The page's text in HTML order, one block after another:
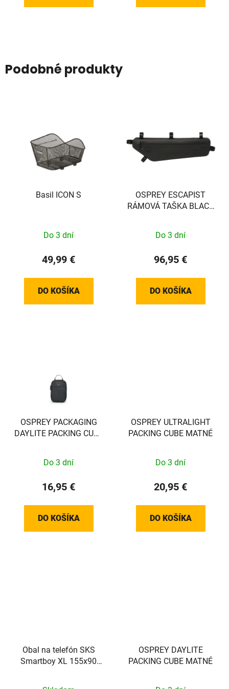
Podobné produkty
Basil ICON S
Do 3 dní
49,99 €
DO KOŠÍKA
OSPREY ESCAPIST
RÁMOVÁ TAŠKA BLACK
Do 3 dní
96,95 €
DO KOŠÍKA
OSPREY PACKAGING
DAYLITE PACKING CUBE
Do 3 dní
16,95 €
DO KOŠÍKA
OSPREY ULTRALIGHT
PACKING CUBE MATNÉ
Do 3 dní
20,95 €
DO KOŠÍKA
Obal na telefón SKS
Smartboy XL 155x90
OSPREY DAYLITE
PACKING CUBE MATNÉ